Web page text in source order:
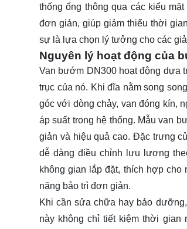
thống ống thông qua các kiểu
đơn giản, giúp giảm thiểu thời
sự là lựa chọn lý tưởng cho các
Nguyên lý hoạt động của
Van bướm DN300 hoạt động dựa
trục của nó. Khi đĩa nằm song
góc với dòng chảy, van đóng kín,
áp suất trong hệ thống. Mẫu van
giản và hiệu quả cao. Đặc trưng
dễ dàng điều chỉnh lưu lượng
không gian lắp đặt, thích hợp
năng bảo trì đơn giản.
Khi cần sửa chữa hay bảo
này không chỉ tiết kiệm thời